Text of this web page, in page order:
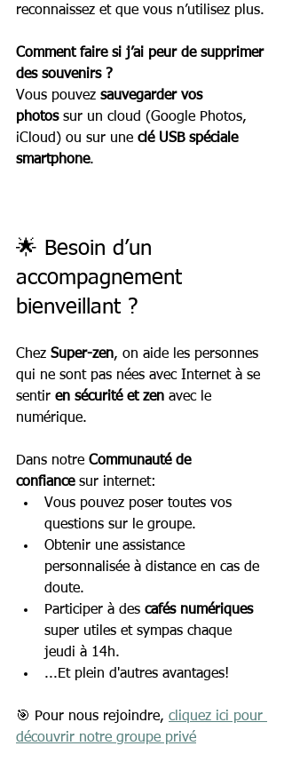
reconnaissez et que vous n’utilisez plus.
Comment faire si j’ai peur de supprimer
des souvenirs ?
Vous pouvez sauvegarder vos
photos sur un cloud (Google Photos,
iCloud) ou sur une clé USB spéciale
smartphone.
🌟 Besoin d’un
accompagnement
bienveillant ?
Chez Super-zen, on aide les personnes
qui ne sont pas nées avec Internet à se
sentir en sécurité et zen avec le
numérique.
Dans notre Communauté de
confiance sur internet:
Vous pouvez poser toutes vos
questions sur le groupe.
Obtenir une assistance
personnalisée à distance en cas de
doute.
Participer à des cafés numériques
super utiles et sympas chaque
jeudi à 14h.
...Et plein d'autres avantages!
🎯 Pour nous rejoindre, cliquez ici pour
découvrir notre groupe privé